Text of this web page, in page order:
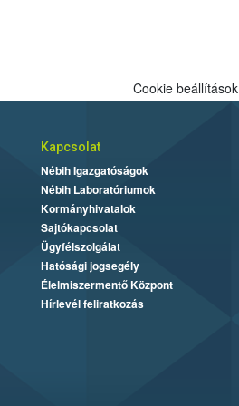
Cookie beállítások
Kapcsolat
Nébih Igazgatóságok
Nébih Laboratóriumok
Kormányhivatalok
Sajtókapcsolat
Ügyfélszolgálat
Hatósági jogsegély
Élelmiszermentő Központ
Hírlevél feliratkozás